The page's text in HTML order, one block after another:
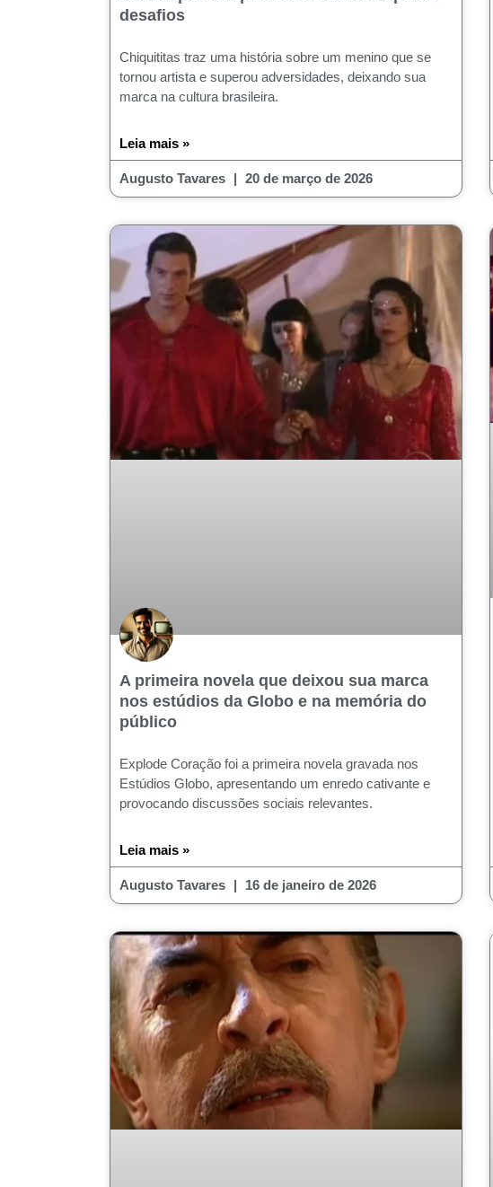
desafios
Chiquititas traz uma história sobre um menino que se
tornou artista e superou adversidades, deixando sua
marca na cultura brasileira.
Leia mais »
Augusto Tavares 20 de março de 2026
A primeira novela que deixou sua marca
nos estúdios da Globo e na memória do
público
Explode Coração foi a primeira novela gravada nos
Estúdios Globo, apresentando um enredo cativante e
provocando discussões sociais relevantes.
Leia mais »
Augusto Tavares 16 de janeiro de 2026